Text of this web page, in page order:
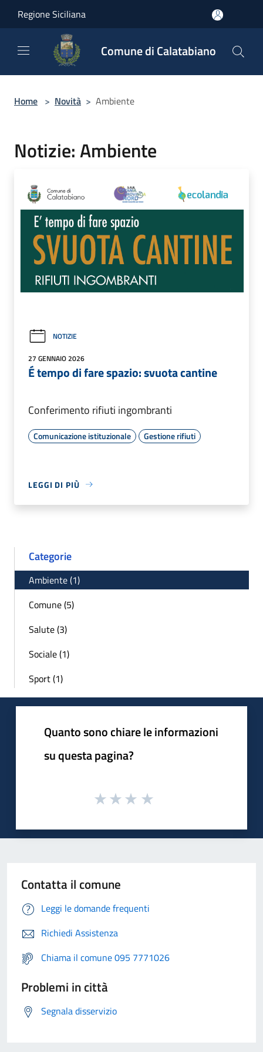
Regione Siciliana
Comune di Calatabiano
Home > Novità > Ambiente
Notizie: Ambiente
NOTIZIE
27 GENNAIO 2026
É tempo di fare spazio: svuota cantine
Conferimento rifiuti ingombranti
Comunicazione istituzionale Gestione rifiuti
LEGGI DI PIÙ
Categorie
Ambiente (1)
Comune (5)
Salute (3)
Sociale (1)
Sport (1)
Quanto sono chiare le informazioni
su questa pagina?
Contatta il comune
Leggi le domande frequenti
Richiedi Assistenza
Chiama il comune 095 7771026
Problemi in città
Segnala disservizio